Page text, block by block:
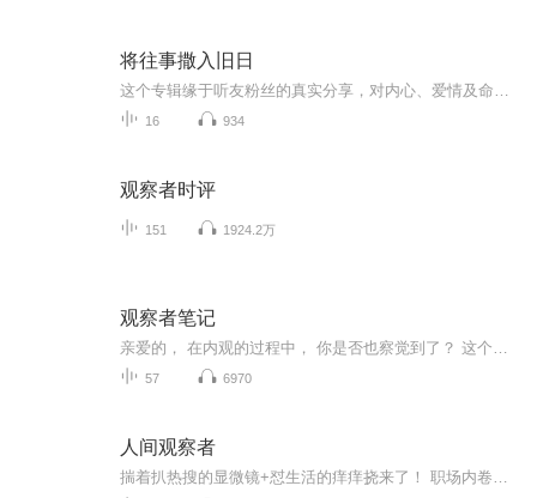
将往事撒入旧日
16 934
观察者时评
151 1924.2万
观察者笔记
57 6970
人间观察者